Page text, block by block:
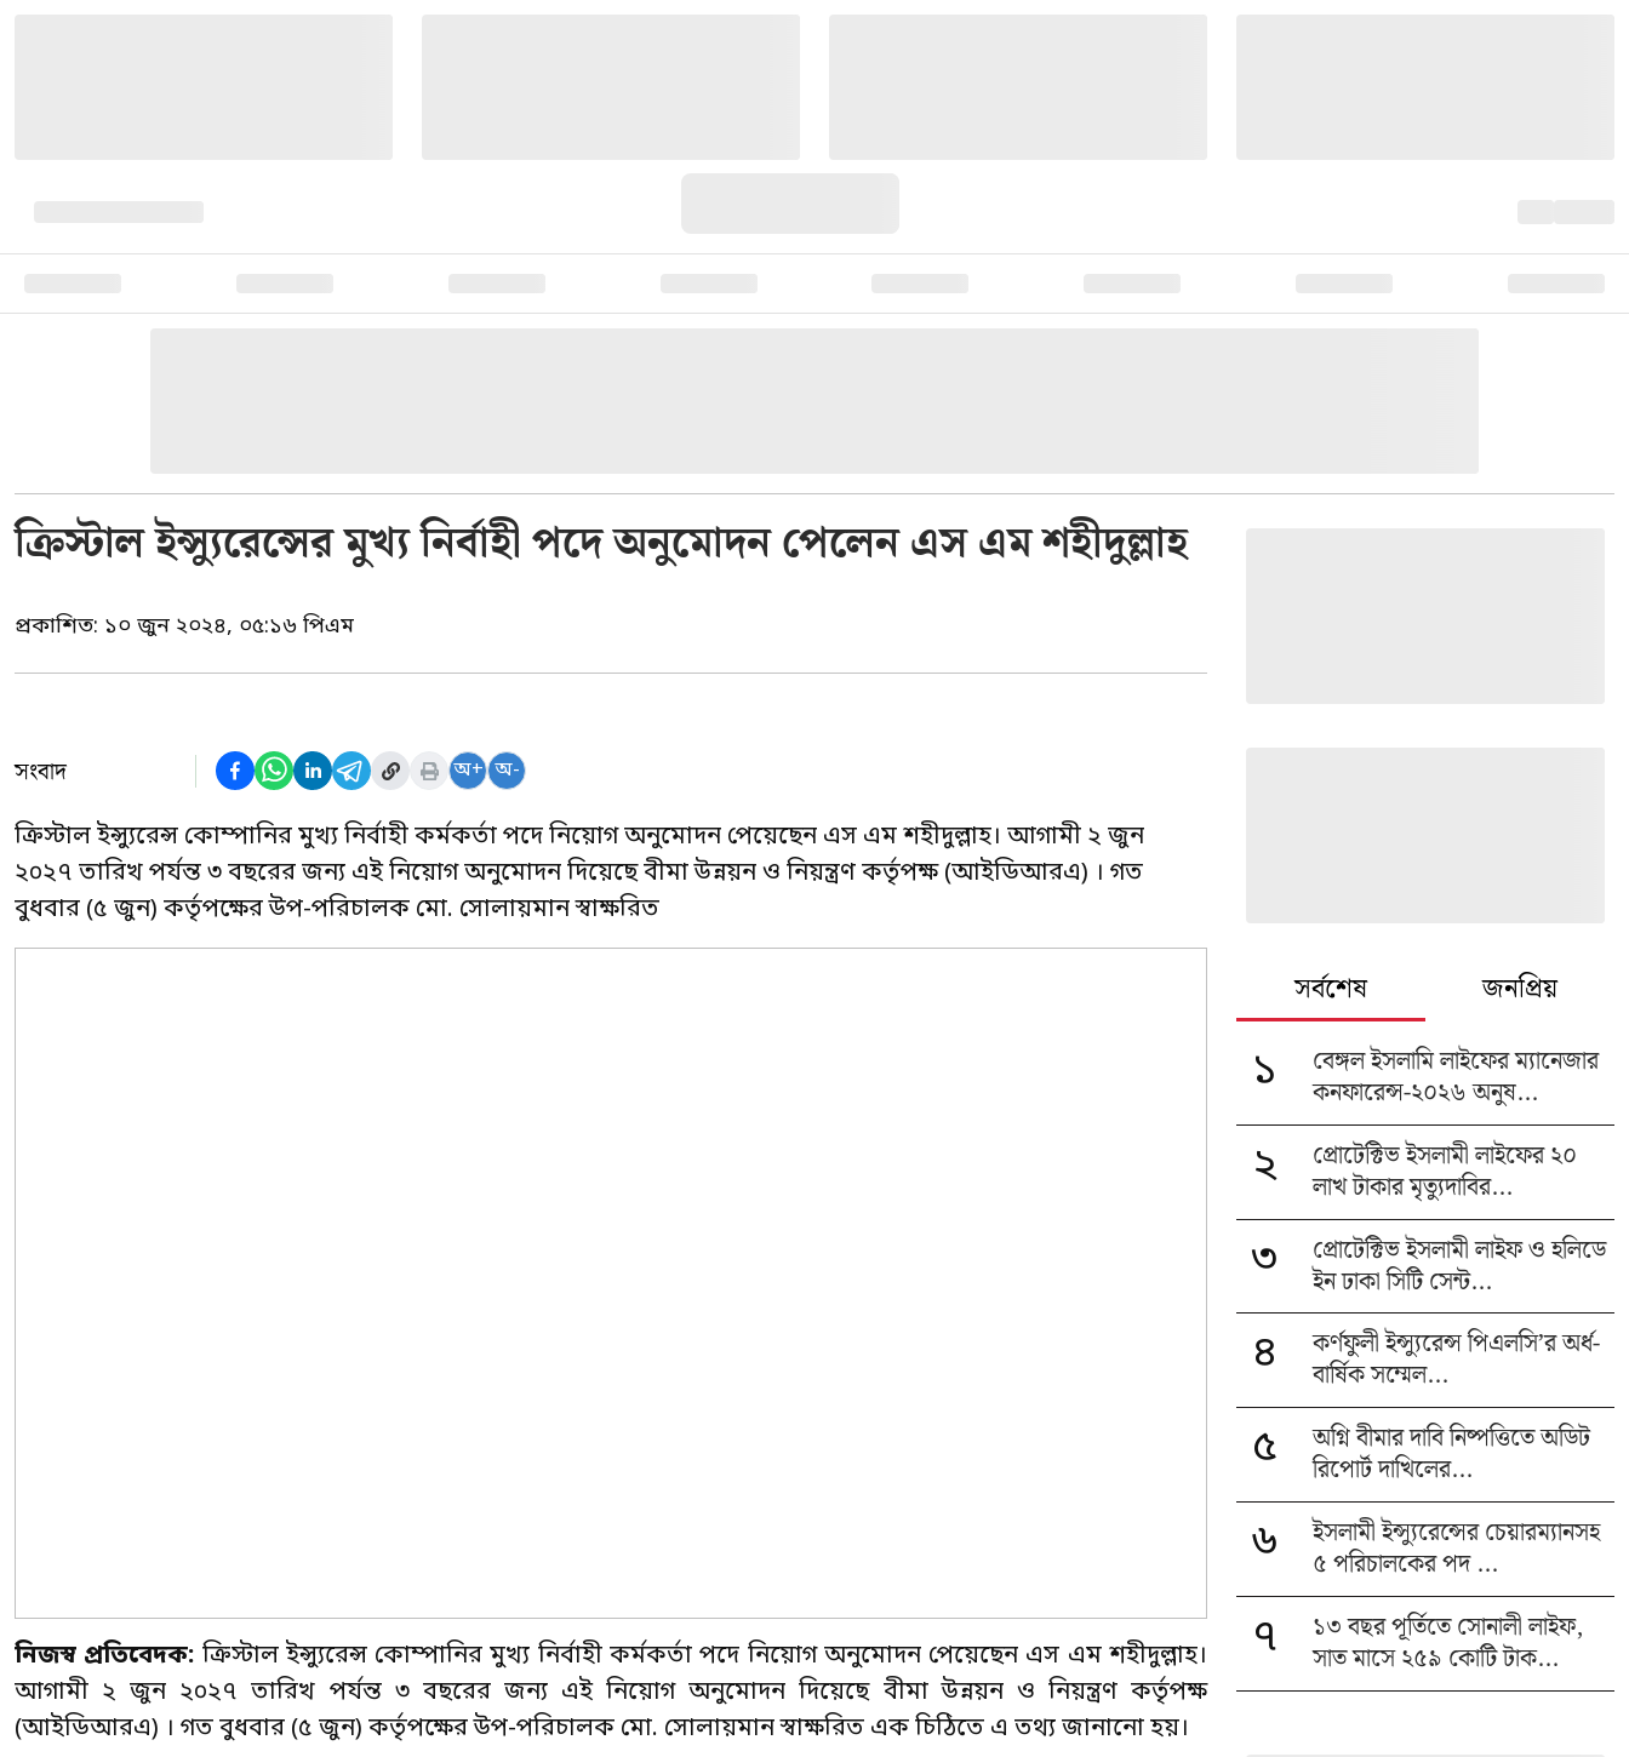
ক্রিস্টাল ইন্স্যুরেন্সের মুখ্য নির্বাহী পদে অনুমোদন পেলেন এস এম শহীদুল্লাহ
প্রকাশিত: ১০ জুন ২০২৪, ০৫:১৬ পিএম
সংবাদ অ+ অ-
ক্রিস্টাল ইন্স্যুরেন্স কোম্পানির মুখ্য নির্বাহী কর্মকর্তা পদে নিয়োগ অনুমোদন পেয়েছেন এস এম শহীদুল্লাহ। আগামী ২ জুন
২০২৭ তারিখ পর্যন্ত ৩ বছরের জন্য এই নিয়োগ অনুমোদন দিয়েছে বীমা উন্নয়ন ও নিয়ন্ত্রণ কর্তৃপক্ষ (আইডিআরএ) । গত
বুধবার (৫ জুন) কর্তৃপক্ষের উপ-পরিচালক মো. সোলায়মান স্বাক্ষরিত
নিজস্ব প্রতিবেদক: ক্রিস্টাল ইন্স্যুরেন্স কোম্পানির মুখ্য নির্বাহী কর্মকর্তা পদে নিয়োগ অনুমোদন পেয়েছেন এস এম শহীদুল্লাহ।
আগামী ২ জুন ২০২৭ তারিখ পর্যন্ত ৩ বছরের জন্য এই নিয়োগ অনুমোদন দিয়েছে বীমা উন্নয়ন ও নিয়ন্ত্রণ কর্তৃপক্ষ
(আইডিআরএ) । গত বুধবার (৫ জুন) কর্তৃপক্ষের উপ-পরিচালক মো. সোলায়মান স্বাক্ষরিত এক চিঠিতে এ তথ্য জানানো হয়।
সর্বশেষ জনপ্রিয়
১
বেঙ্গল ইসলামি লাইফের ম্যানেজার
কনফারেন্স-২০২৬ অনুষ...
২
প্রোটেক্টিভ ইসলামী লাইফের ২০
লাখ টাকার মৃত্যুদাবির...
৩
প্রোটেক্টিভ ইসলামী লাইফ ও হলিডে
ইন ঢাকা সিটি সেন্ট...
৪
কর্ণফুলী ইন্স্যুরেন্স পিএলসি’র অর্ধ-
বার্ষিক সম্মেল...
৫
অগ্নি বীমার দাবি নিষ্পত্তিতে অডিট
রিপোর্ট দাখিলের...
৬
ইসলামী ইন্স্যুরেন্সের চেয়ারম্যানসহ
৫ পরিচালকের পদ ...
৭
১৩ বছর পূর্তিতে সোনালী লাইফ,
সাত মাসে ২৫৯ কোটি টাক...